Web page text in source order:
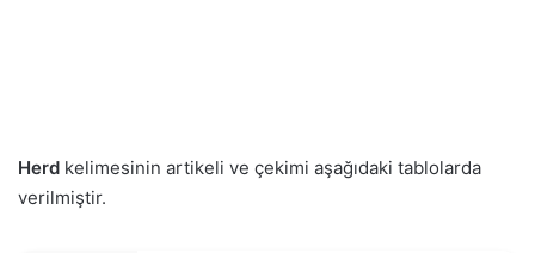
Herd kelimesinin artikeli ve çekimi aşağıdaki tablolarda
verilmiştir.